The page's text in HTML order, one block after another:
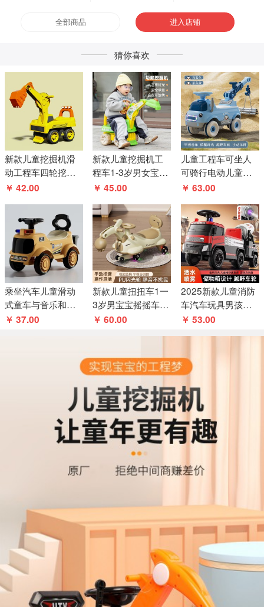
件、电动车零配件，生产原材料、包装原材料，产
品外包装、产品内包装，生产设备、五金工具，采
全部商品 进入店铺
猜你喜欢
新款儿童挖掘机滑
动工程车四轮挖掘
机儿童乘坐汽车玩
￥ 42.00
新款儿童挖掘机工
程车1-3岁男女宝宝
滑行车可坐人可挖
￥ 45.00
儿童工程车可坐人
可骑行电动儿童滑
行工程车四轮儿童
￥ 63.00
乘坐汽车儿童滑动
式童车与音乐和灯
光工程滑行车儿童
￥ 37.00
新款儿童扭扭车1一
3岁男宝宝摇摇车防
侧翻大人可坐妞妞
￥ 60.00
2025新款儿童消防
车汽车玩具男孩可
坐滑行车滑行儿童
￥ 53.00